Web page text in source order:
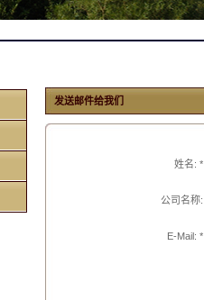
发送邮件给我们
姓名: *
公司名称:
E-Mail: *